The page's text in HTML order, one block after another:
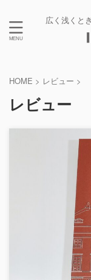
広く浅くと
HOME > レビュー >
レビュー